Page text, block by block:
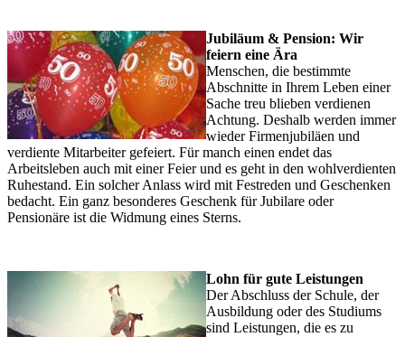
Jubiläum & Pension: Wir
feiern eine Ära
Menschen, die bestimmte
Abschnitte in Ihrem Leben einer
Sache treu blieben verdienen
Achtung. Deshalb werden immer
wieder Firmenjubiläen und
verdiente Mitarbeiter gefeiert. Für manch einen endet das
Arbeitsleben auch mit einer Feier und es geht in den wohlverdienten
Ruhestand. Ein solcher Anlass wird mit Festreden und Geschenken
bedacht. Ein ganz besonderes Geschenk für Jubilare oder
Pensionäre ist die Widmung eines Sterns.
Lohn für gute Leistungen
Der Abschluss der Schule, der
Ausbildung oder des Studiums
sind Leistungen, die es zu